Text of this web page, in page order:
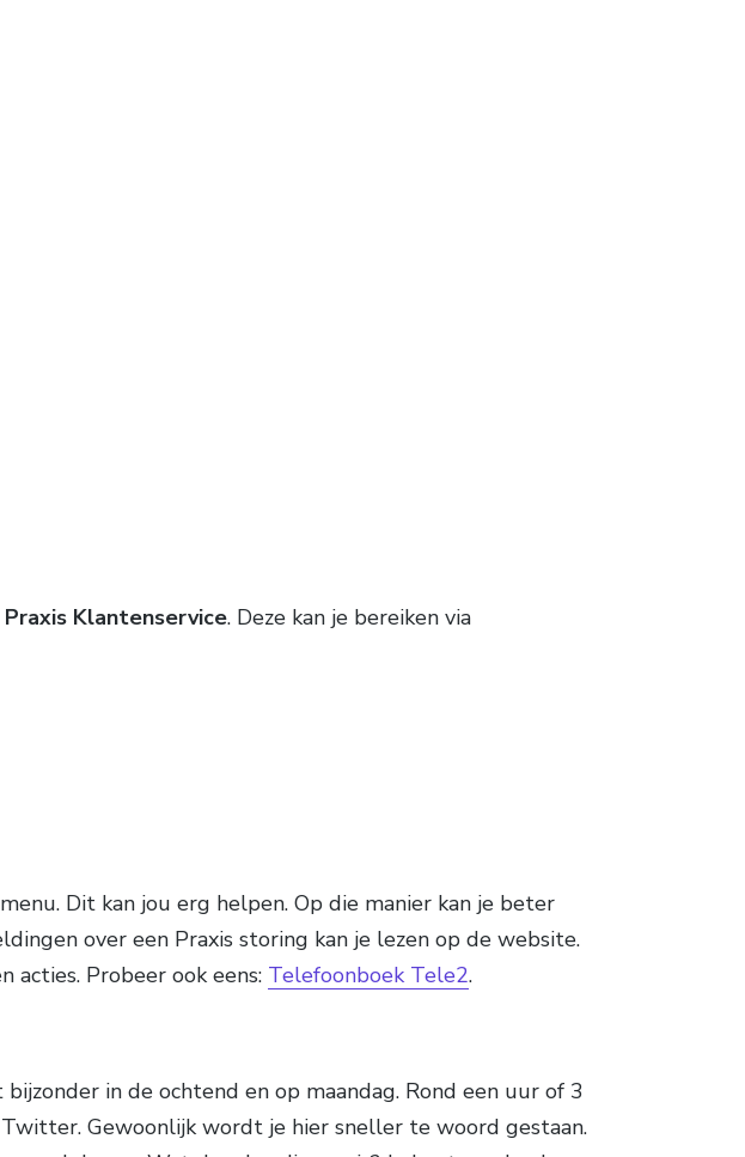
Praxis Klantenservice. Deze kan je bereiken via
Dit kan jou erg helpen. Op die manier kan je beter
over een Praxis storing kan je lezen op de website.
acties. Probeer ook eens: Telefoonboek Tele2.
in de ochtend en op maandag. Rond een uur of 3
Gewoonlijk wordt je hier sneller te woord gestaan.